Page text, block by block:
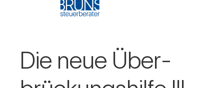
Die neue Über­